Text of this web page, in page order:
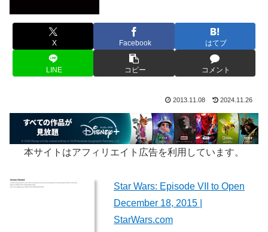
X Facebook はてブ
LINE コピー コメント
2013.11.08 2024.11.26
本サイトはアフィリエイト広告を利用しています。
Star Wars: Episode VII to Open
December 18, 2015 |
StarWars.com